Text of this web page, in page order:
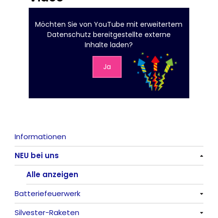
Möchten Sie vonYouTube mit erweitertem
Datenschutz bereitgestellte externe
Inhalte laden?
Ja
Informationen
NEU bei uns
Alle anzeigen
Batteriefeuerwerk
Alle anzeigen
Silvester-Raketen